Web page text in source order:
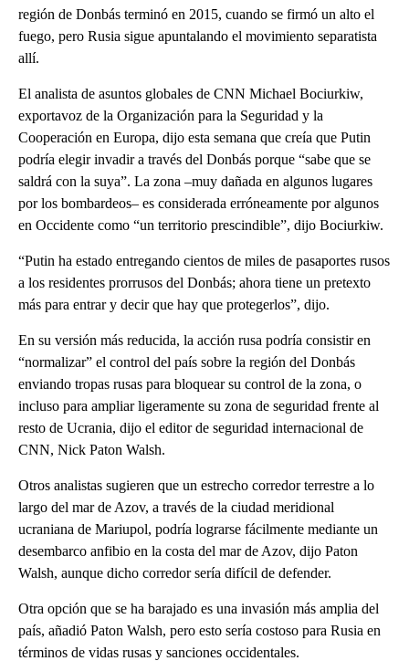
región de Donbás terminó en 2015, cuando se firmó un alto el
fuego, pero Rusia sigue apuntalando el movimiento separatista
allí.
El analista de asuntos globales de CNN Michael Bociurkiw,
exportavoz de la Organización para la Seguridad y la
Cooperación en Europa, dijo esta semana que creía que Putin
podría elegir invadir a través del Donbás porque “sabe que se
saldrá con la suya”. La zona –muy dañada en algunos lugares
por los bombardeos– es considerada erróneamente por algunos
en Occidente como “un territorio prescindible”, dijo Bociurkiw.
“Putin ha estado entregando cientos de miles de pasaportes rusos
a los residentes prorrusos del Donbás; ahora tiene un pretexto
más para entrar y decir que hay que protegerlos”, dijo.
En su versión más reducida, la acción rusa podría consistir en
“normalizar” el control del país sobre la región del Donbás
enviando tropas rusas para bloquear su control de la zona, o
incluso para ampliar ligeramente su zona de seguridad frente al
resto de Ucrania, dijo el editor de seguridad internacional de
CNN, Nick Paton Walsh.
Otros analistas sugieren que un estrecho corredor terrestre a lo
largo del mar de Azov, a través de la ciudad meridional
ucraniana de Mariupol, podría lograrse fácilmente mediante un
desembarco anfibio en la costa del mar de Azov, dijo Paton
Walsh, aunque dicho corredor sería difícil de defender.
Otra opción que se ha barajado es una invasión más amplia del
país, añadió Paton Walsh, pero esto sería costoso para Rusia en
términos de vidas rusas y sanciones occidentales.